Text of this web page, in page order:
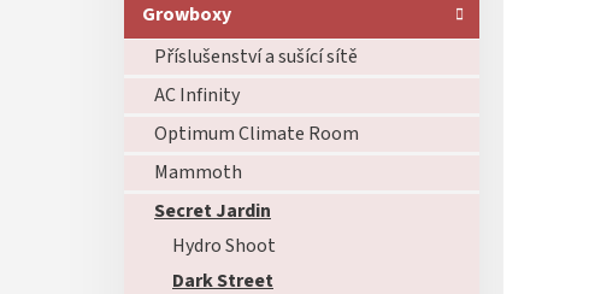
í
Growboxy
Příslušenství a sušící sítě
AC Infinity
Optimum Climate Room
Mammoth
Secret Jardin
Hydro Shoot
Dark Street